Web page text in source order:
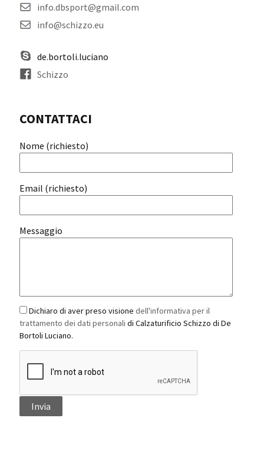
info.dbsport@gmail.com
info@schizzo.eu
de.bortoli.luciano
Schizzo
CONTATTACI
Nome (richiesto)
Email (richiesto)
Messaggio
Dichiaro di aver preso visione dell'informativa per il
trattamento dei dati personali di Calzaturificio Schizzo di De
Bortoli Luciano.